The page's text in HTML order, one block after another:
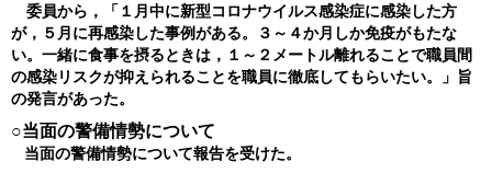
委員から，「１月中に新型コロナウイルス感染症に感染した方
が，５月に再感染した事例がある。３～４か月しか免疫がもたな
い。一緒に食事を摂るときは，１～２メートル離れることで職員間
の感染リスクが抑えられることを職員に徹底してもらいたい。」旨
の発言があった。
○当面の警備情勢について
当面の警備情勢について報告を受けた。